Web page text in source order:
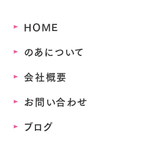
HOME
のあについて
会社概要
お問い合わせ
ブログ